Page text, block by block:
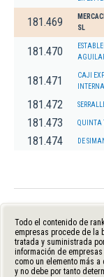
181.469
SL
181.470
181.471
CAJI
181.472
181.473 QUINTA
181.474 DE
Todo el contenido de
empresas procede de la
tratada y suministrada por
información de
como un elemento más
y no debe por tanto